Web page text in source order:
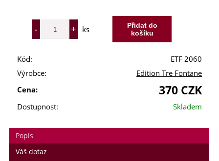
ks
Kód:
ETF 2060
Výrobce:
Edition Tre Fontane
Cena:
370 CZK
Dostupnost: Skladem
Popis
Váš dotaz